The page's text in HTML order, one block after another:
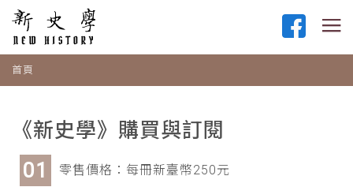
首頁
《新史學》購買與訂閱
零售價格：每冊新臺幣250元